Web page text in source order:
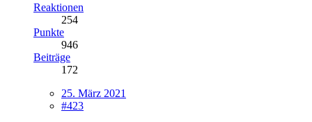
Reaktionen
254
Punkte
946
Beiträge
172
25. März 2021
#423